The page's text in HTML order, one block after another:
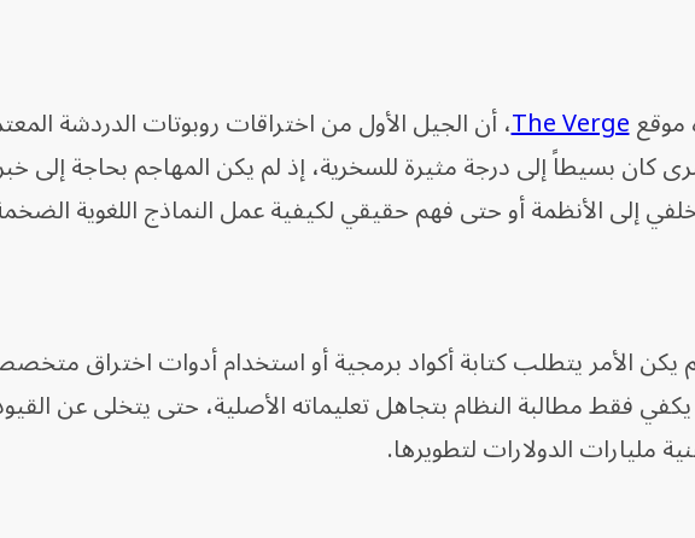
موقعThe Verge، أن الجيل الأول من اختراقات روبوتات الدردشة
كان بسيطاً إلى درجة مثيرة للسخرية، إذ لم يكن المهاجم بحاجة إلى
إلى الأنظمة أو حتى فهم حقيقي لكيفية عمل النماذج اللغوية
يكن الأمر يتطلب كتابة أكواد برمجية أو استخدام أدوات اختراق
فقط مطالبة النظام بتجاهل تعليماته الأصلية، حتى يتخلى عن القيود
مليارات الدولارات لتطويرها.